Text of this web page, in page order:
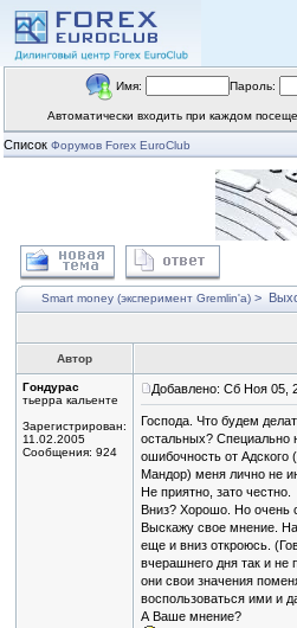
Имя: Пароль:
Автоматически входить при каждом
Список Форумов Forex EuroClub
Smart money (эксперимент Gremlin'a) >
Автор
Гондурас
тьерра кальенте
Зарегистрирован:
11.02.2005
Сообщения: 924
Добавлено: Сб Ноя 05,
Господа. Что будем
остальных? Специально
ошибочность от
Мандор) меня лично не
Не приятно, зато честно.
Вниз? Хорошо. Но очень
Выскажу свое мнение.
еще и вниз откроюсь.
вчерашнего дня так и
они свои значения
воспользоваться ими и
А Ваше мнение?